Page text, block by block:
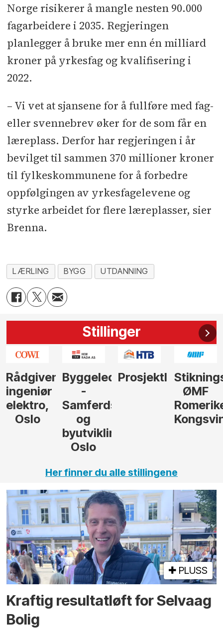
Norge risikerer å mangle nesten 90.000
fagarbeidere i 2035. Regjeringen
planlegger å bruke mer enn én milliard
kroner på yrkesfag og kvalifisering i
2022.
– Vi vet at sjansene for å fullføre med fag-
eller svennebrev øker for de som får en
læreplass. Derfor har regjeringen i år
bevilget til sammen 370 millioner kroner
til fylkeskommunene for å forbedre
oppfølgingen av yrkesfagelevene og
styrke arbeidet for flere læreplasser, sier
Brenna.
LÆRLING BYGG UTDANNING
Stillinger
Byggeleder
-
Samferdsel
og
byutvikling,
ProsjektlederStikningsingeniør
Kongsvinger
/
strategi
Her finner du alle stillingene
PLUSS
Kraftig resultatløft for Selvaag
Bolig